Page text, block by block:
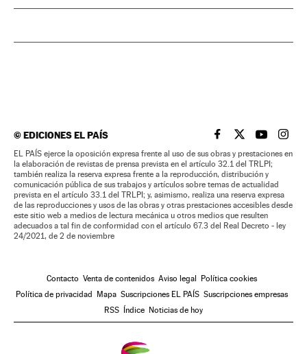
©EDICIONES EL PAÍS EL PAÍS BRASIL EN
EL PAÍSEL PAÍS
EL
EL PAÍS ejerce la oposición expresa frente al uso de sus obras y prestaciones en
la elaboración de revistas de prensa prevista en el artículo 32.1 del TRLPI;
también realiza la reserva expresa frente a la reproducción, distribución y
comunicación pública de sus trabajos y artículos sobre temas de actualidad
prevista en el artículo 33.1 del TRLPI; y, asimismo, realiza una reserva expresa
de las reproducciones y usos de las obras y otras prestaciones accesibles desde
este sitio web a medios de lectura mecánica u otros medios que resulten
adecuados a tal fin de conformidad con el artículo 67.3 del Real Decreto - ley
24/2021, de 2 de noviembre
Contacto Venta de contenidos Aviso legal
Política cookies
Política de privacidad
Mapa Suscripciones EL PAÍS Suscripciones empresas
RSS
Índice Noticias de hoy